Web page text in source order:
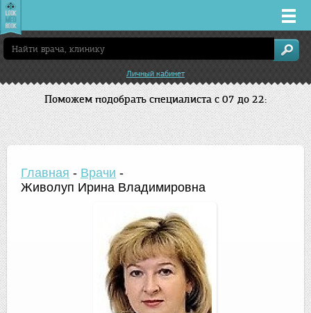
Врачи
Клиники
Заболевания
Личный кабинет
Поможем подобрать специалиста с 07 до 22:
Главная - Врачи -
Живолуп Ирина Владимировна